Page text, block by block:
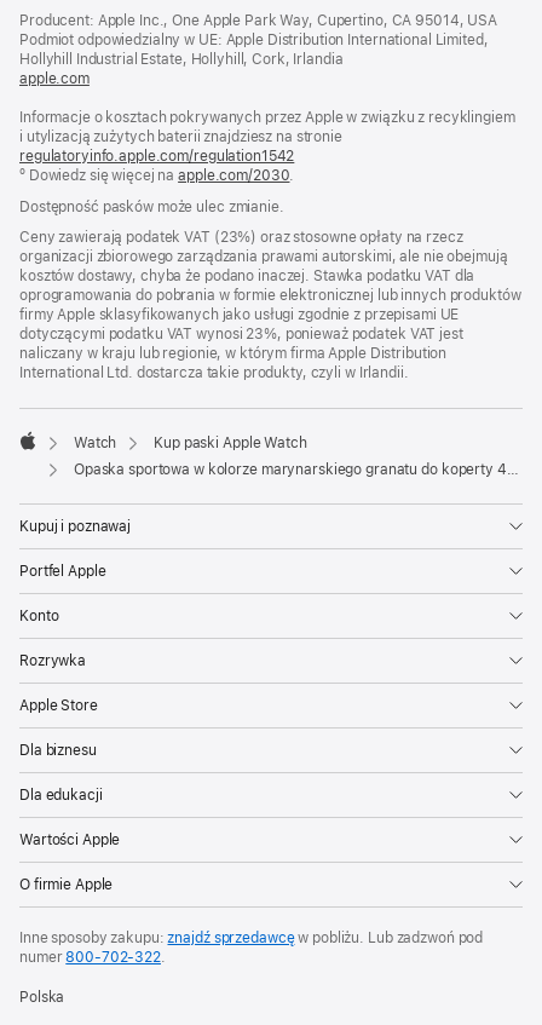
w nowym
oknie)
Producent: Apple Inc., One Apple Park Way, Cupertino, CA 95014, USA
Podmiot odpowiedzialny w UE: Apple Distribution International Limited,
Hollyhill Industrial Estate, Hollyhill, Cork, Irlandia
apple.com(otwiera
w nowym
oknie)
Informacje o kosztach pokrywanych przez Apple w związku z recyklingiem
i utylizacją zużytych baterii znajdziesz na stronie
regulatoryinfo.apple.com/regulation1542
º Dowiedz się więcej naapple.com/2030.
Dostępność pasków może ulec zmianie.
Ceny zawierają podatek VAT (23%) oraz stosowne opłaty na rzecz
organizacji zbiorowego zarządzania prawami autorskimi, ale nie obejmują
kosztów dostawy, chyba że podano inaczej. Stawka podatku VAT dla
oprogramowania do pobrania w formie elektronicznej lub innych produktów
firmy Apple sklasyfikowanych jako usługi zgodnie z przepisami UE
dotyczącymi podatku VAT wynosi 23%, ponieważ podatek VAT jest
naliczany w kraju lub regionie, w którym firma Apple Distribution
International Ltd. dostarcza takie produkty, czyli w Irlandii.
Apple
Watch
Kup paski Apple Watch
Opaska sportowa w kolorze marynarskiego granatu do koperty 40 mm
Kupuj i poznawaj
Portfel Apple
Konto
Rozrywka
Apple Store
Dla biznesu
Dla edukacji
Wartości Apple
O firmie Apple
Inne sposoby zakupu:znajdź sprzedawcęw pobliżu. Lub zadzwoń pod
numer800‑702‑322.
Polska